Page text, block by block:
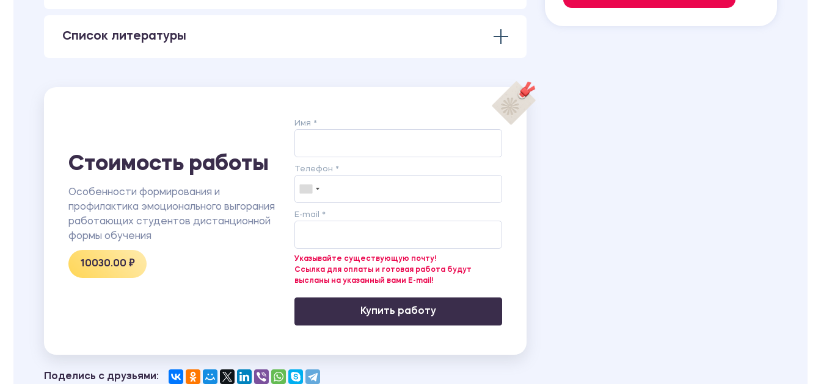
Список литературы
Стоимость работы
Особенности формирования и
профилактика эмоционального выгорания
работающих студентов дистанционной
формы обучения
10030.00 ₽
Имя *
Телефон *
E-mail *
Указывайте существующую почту!
Ссылка для оплаты и готовая работа будут
высланы на указанный вами E-mail!
Купить работу
Поделись с друзьями: